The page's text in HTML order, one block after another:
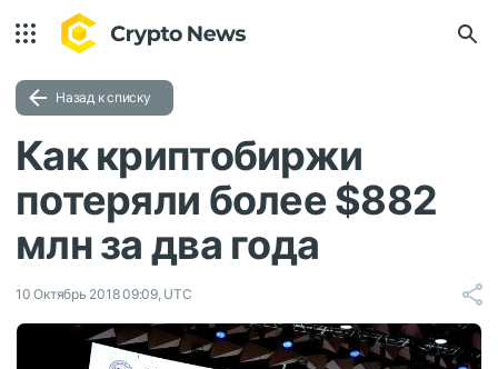
Назад к списку
Как криптобиржи
потеряли более $882
млн за два года
10 Октябрь 2018 09:09, UTC